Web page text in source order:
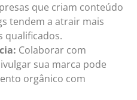
que criam conteúdo
tendem a atrair mais
qualificados.
Colaborar com
sua marca pode
orgânico com